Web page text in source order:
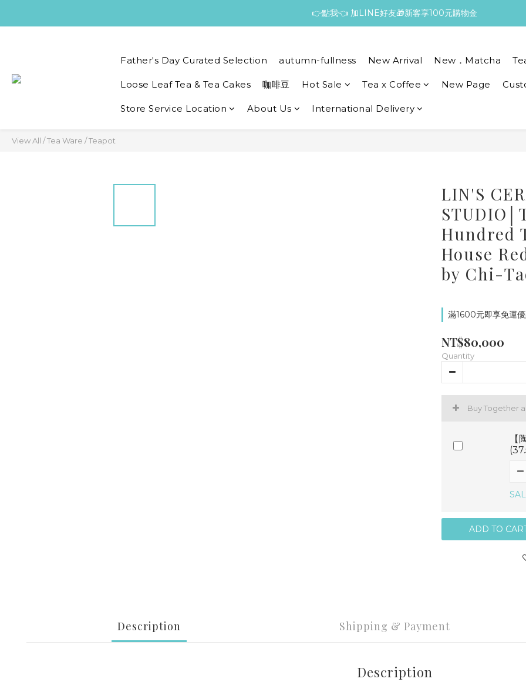
👉點我👈 加LINE好友🎁新客享100元購物金
Father's Day Curated Selection autumn-fullness New Arrival New．Matcha
Loose Leaf Tea & Tea Cakes 咖啡豆 Hot Sale Tea x Coffee New Page
Store Service Location About Us International Delivery
View All /Tea Ware /Teapot
LIN'S
Hundred
House
by Chi-
滿1600元即享免運
NT$80,000
Quantity
Buy Together
【
ADD TO
Description Shipping & Payment
Description